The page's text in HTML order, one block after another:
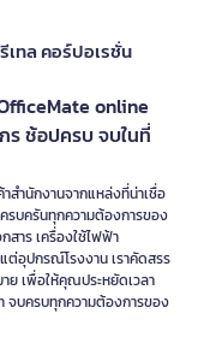
เทล คอร์ปอเรชั่น
online
ร ช้อปครบ จบในที่
สำนักงานจากแหล่งที่น่าเชื่อ
บครันทุกความต้องการของ
สาร เครื่องใช้ไฟฟ้า
อุปกรณ์โรงงาน เราคัดสรร
เพื่อให้คุณประหยัดเวลา
จบครบทุกความต้องการของ